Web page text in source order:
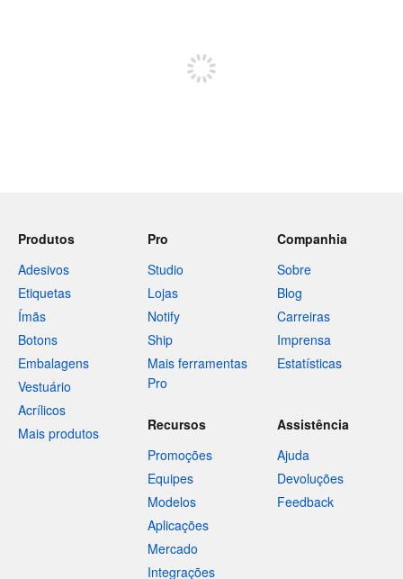
Produtos
Adesivos
Etiquetas
Ímãs
Botons
Embalagens
Vestuário
Acrílicos
Mais produtos
Pro
Studio
Lojas
Notify
Ship
Mais ferramentas
Pro
Companhia
Sobre
Blog
Carreiras
Imprensa
Estatísticas
Recursos
Promoções
Equipes
Modelos
Aplicações
Mercado
Integrações
Assistência
Ajuda
Devoluções
Feedback